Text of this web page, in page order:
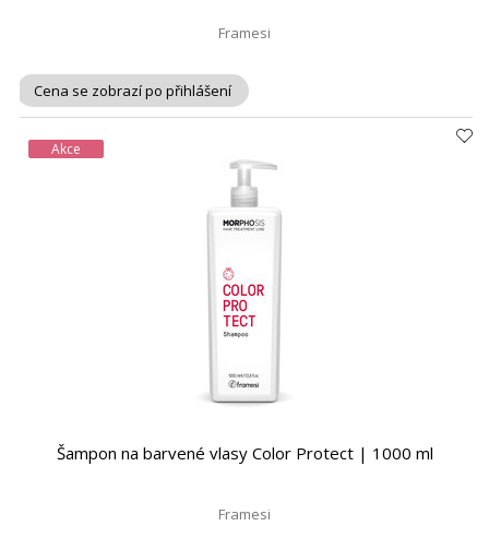
Framesi
Cena se zobrazí po přihlášení
Akce
Šampon na barvené vlasy Color Protect | 1000 ml
Framesi